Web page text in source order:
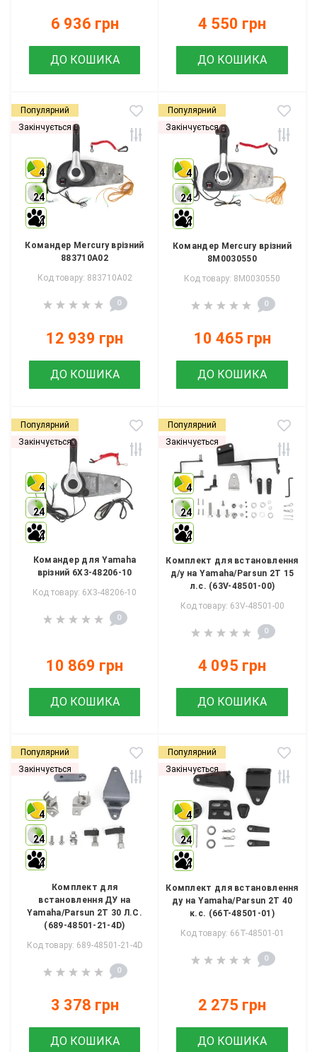
6 936 грн
ДО КОШИКА
4 550 грн
ДО КОШИКА
Популярний
Закінчується
4
24
4
Командер Mercury врізний
883710A02
Код товару: 883710A02
0
12 939 грн
ДО КОШИКА
Популярний
Закінчується
4
24
4
Командер Mercury врізний
8M0030550
Код товару: 8M0030550
0
10 465 грн
ДО КОШИКА
Популярний
Закінчується
4
24
4
Командер для Yamaha
врізний 6X3-48206-10
Код товару: 6X3-48206-10
0
10 869 грн
ДО КОШИКА
Популярний
Закінчується
4
24
4
Комплект для встановлення
д/у на Yamaha/Parsun 2Т 15
л.с. (63V-48501-00)
Код товару: 63V-48501-00
0
4 095 грн
ДО КОШИКА
Популярний
Закінчується
4
24
4
Комплект для
встановлення ДУ на
Yamaha/Parsun 2Т 30 Л.С.
(689-48501-21-4D)
Код товару: 689-48501-21-4D
0
3 378 грн
ДО КОШИКА
Популярний
Закінчується
4
24
4
Комплект для встановлення
ду на Yamaha/Parsun 2Т 40
к.с. (66T-48501-01)
Код товару: 66T-48501-01
0
2 275 грн
ДО КОШИКА